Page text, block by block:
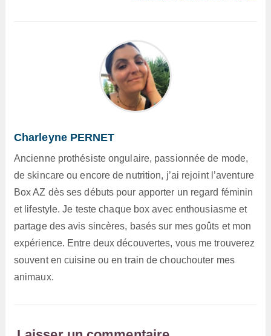
Charleyne PERNET
Ancienne prothésiste ongulaire, passionnée de mode,
de skincare ou encore de nutrition, j’ai rejoint l’aventure
Box AZ dès ses débuts pour apporter un regard féminin
et lifestyle. Je teste chaque box avec enthousiasme et
partage des avis sincères, basés sur mes goûts et mon
expérience. Entre deux découvertes, vous me trouverez
souvent en cuisine ou en train de chouchouter mes
animaux.